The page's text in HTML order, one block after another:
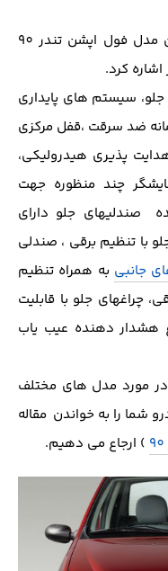
از امکانات این خودرو که نسخه E2 ان مدل فول اپشن تندر 90
کرد.
سیستم های پایداری
ضد سرقت ،قفل مرکزی
پذیری هیدرولیکی،
چند منظوره جهت
صندلیهای جلو دارای
با تنظیم برقی ، صندلی
جانبی به همراه تنظیم
چراغهای جلو با قابلیت
هشدار دهنده عیب یاب
مورد مدل های مختلف
شما را به خواندن مقاله
) ارجاع می دهیم.